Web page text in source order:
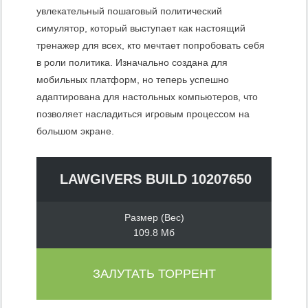
увлекательный пошаговый политический
симулятор, который выступает как настоящий
тренажер для всех, кто мечтает попробовать себя
в роли политика. Изначально создана для
мобильных платформ, но теперь успешно
адаптирована для настольных компьютеров, что
позволяет насладиться игровым процессом на
большом экране.
LAWGIVERS BUILD 10207650
Размер (Вес)
109.8 Мб
ЗАЛУТАТЬ ТОРРЕНТ